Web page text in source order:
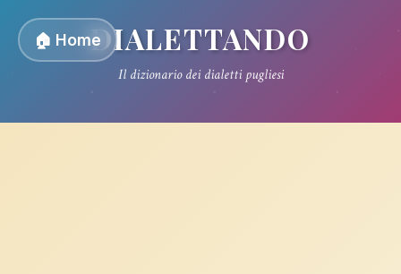
🏠 HomeDIALETTANDO
Il dizionario dei dialetti pugliesi